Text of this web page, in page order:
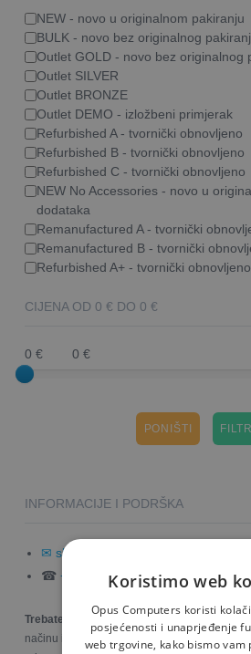
NEW - novo u originalnom pakiranju
BULK - novo bez originalnog
Outlet GOLD - novo bez originalnog
Outlet SILVER
Outlet BRONZE
Outlet DEMO - izložbeni primjerak
Refurbished A - tvornički obnovljeno
Refurbished B - tvornički obnovljeno
Refurbished C - tvornički obnovljeno
NEW No Accessories - novo u
dodataka
Remanufactured A - tvornički
Remanufactured B - tvornički
Refurbished A+ - tvornički obnovljeno
CIJENA OD 0 € DO 0 €
0 € 0 €
PONIŠTI
INFORMACIJE I PODRŠKA
✉ shop@opus.hr
☎ +385 97 6001 450
Trebate dodatne informacije
o proizvodima,
načinu i cijeni dostave robe ili statusu Vaše
Koristimo web
Opus Computers koristi
posjećenosti i unaprjeđenje
web trgovine, kako bismo vam